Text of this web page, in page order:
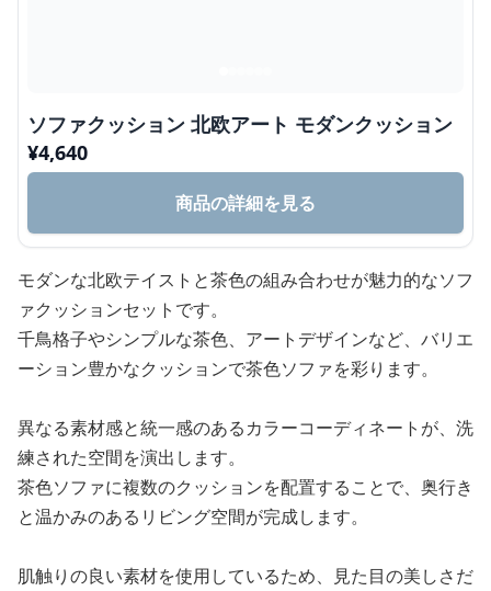
ソファクッション 北欧アート モダンクッション
¥4,640
商品の詳細を見る
モダンな北欧テイストと茶色の組み合わせが魅力的なソフ
ァクッションセットです。
千鳥格子やシンプルな茶色、アートデザインなど、バリエ
ーション豊かなクッションで茶色ソファを彩ります。
異なる素材感と統一感のあるカラーコーディネートが、洗
練された空間を演出します。
茶色ソファに複数のクッションを配置することで、奥行き
と温かみのあるリビング空間が完成します。
肌触りの良い素材を使用しているため、見た目の美しさだ